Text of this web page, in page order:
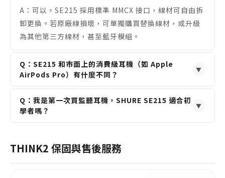
需要考慮更高階型號。
入耳式設計需要時間適應，初次使用者可能需要嘗試
不同耳塞套以找到最佳舒適度。
A：可以。SE215 採用標準 MMCX 接口，線材可自由拆
卸更換。若原廠線損壞，可單獨購買替換線材，或升級
為其他第三方線材，甚至藍牙模組。
Q：SE215 和市面上的消費級耳機（如 Apple
AirPods Pro）有什麼不同？
▼
強調被動隔音、耐用性與聲音還原度。AirPods Pro 則
Q：我是第一次買監聽耳機，SHURE SE215 適合初
學者嗎？
▼
以合理的價格提供了專業級的耐用度、隔音效果與可靠
音質，是從消費級耳機升級的最佳選擇之一。
THINK2 保固與售後服務